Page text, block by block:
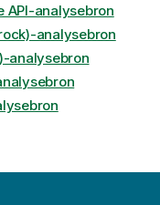
API-analysebron
analysebron
analysebron